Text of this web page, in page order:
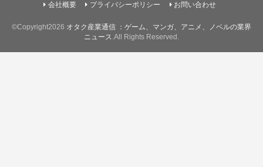
会社概要 プライバシーポリシー お問い合わせ
©Copyright2026 オタク産業通信 ：ゲーム、マンガ、アニメ、ノベルの業界
ニュース .All Rights Reserved.